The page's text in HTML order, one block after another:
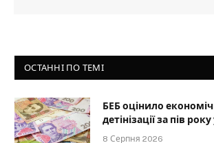
ОСТАННІ ПО ТЕМІ
БЕБ оцінило
детінізації за пів
8 Серпня 2026